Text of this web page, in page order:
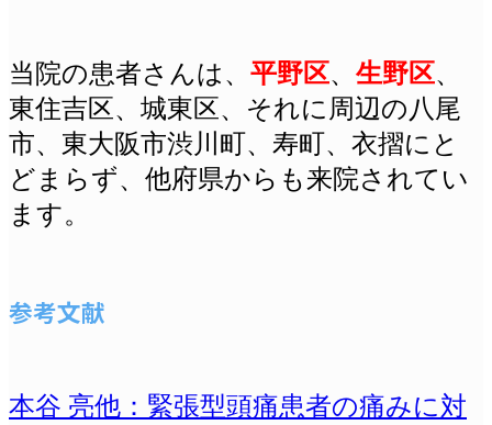
当院の患者さんは、 平野区、 生野区、
東住吉区、城東区、それに周辺の八尾
市、東大阪市渋川町、 寿町、衣摺にと
どまらず、他府県からも来院されてい
ます。
参考文献
本谷 亮他：緊張型頭痛患者の痛みに対